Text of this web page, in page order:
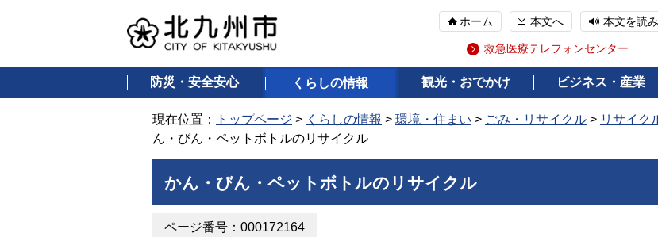
ホーム 本文へ 本文を読
救急医療テレフォンセンター
防災・安全安心 くらしの情報 観光・おでかけ ビジネス・産業
現在位置： トップページ > くらしの情報 > 環境・住まい > ごみ・リサイクル > リサイク
ん・びん・ペットボトルのリサイクル
かん・びん・ペットボトルのリサイクル
ページ番号：000172164